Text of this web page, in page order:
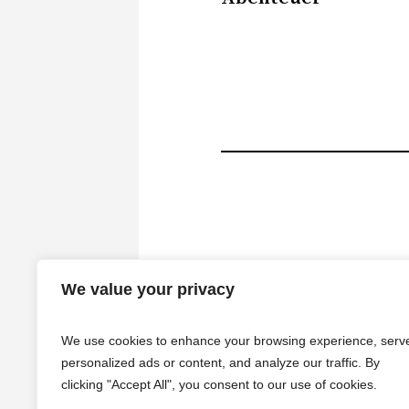
We value your privacy
We use cookies to enhance your browsing experience,
personalized ads or content, and analyze our traffic. By
clicking "Accept All", you consent to our use of cookies.